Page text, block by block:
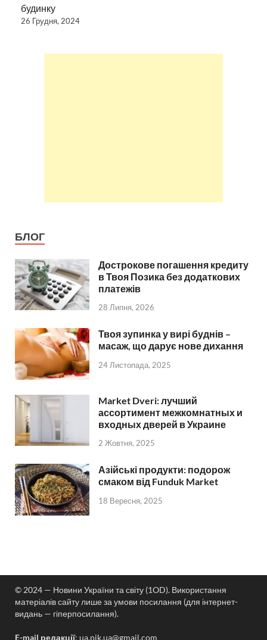
будинку
26 Грудня, 2024
БЛОГ
Дострокове погашення кредиту
в Твоя Позика без додаткових
платежів
28 Липня, 2026
Твоя зупинка у вирі буднів –
масаж, що дарує нове дихання
24 Листопада, 2025
Market Dveri: лучший
ассортимент межкомнатных и
входных дверей в Украине
2 Жовтня, 2025
Азійські продукти: подорож
смаком від Funduk Market
18 Вересня, 2025
© 2024 — Новини України та світу (1OD). Використання
матеріалів сайту лише за умови посилання (для інтернет-
видань — гіперпосилання).
E-mail редакції: ua.pik.ua@gmail.com